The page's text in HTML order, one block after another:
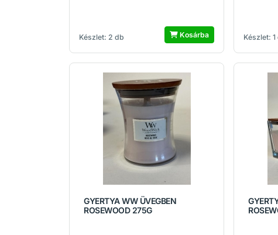
Készlet: 2 db Kosárba Készlet: 1
GYERTYA WW ÜVEGBEN
ROSEWOOD 275G